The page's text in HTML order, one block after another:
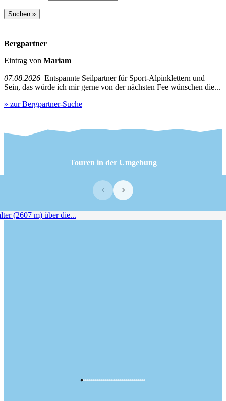
Bergpartner
Eintrag von Mariam
07.08.2026 Entspannte Seilpartner für Sport-Alpinklettern und
Sein, das würde ich mir gerne von der nächsten Fee wünschen die...
» zur Bergpartner-Suche
Touren in der Umgebung
‹ ›